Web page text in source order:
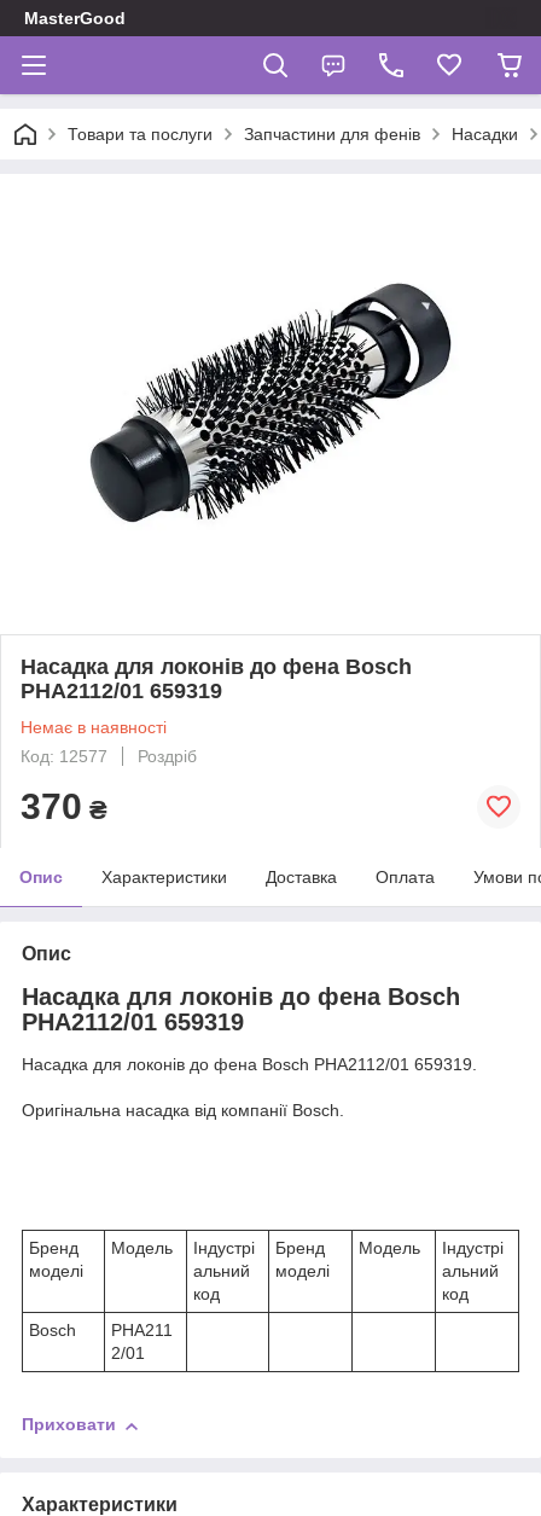
MasterGood
Товари та послуги Запчастини для фенів Насадки
Насадка для локонів до фена Bosch
PHA2112/01 659319
Немає в наявності
Код: 12577
Роздріб
370 ₴
Опис Характеристики Доставка Оплата Умови
Опис
Насадка для локонів до фена Bosch
PHA2112/01 659319
Насадка для локонів до фена Bosch PHA2112/01 659319.
Оригінальна насадка від компанії Bosch.
Бренд
моделі
Модель
Індустрі
альний
код
Бренд
моделі
Модель
Індустрі
альний
код
Bosch
PHA211
2/01
Приховати
Характеристики